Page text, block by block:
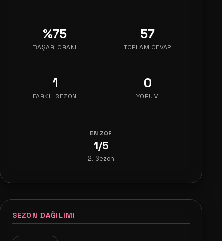
%75
BAŞARI ORANI
57
TOPLAM CEVAP
1
FARKLI SEZON
0
YORUM
EN ZOR
1/5
2. Sezon
SEZON DAĞILIMI